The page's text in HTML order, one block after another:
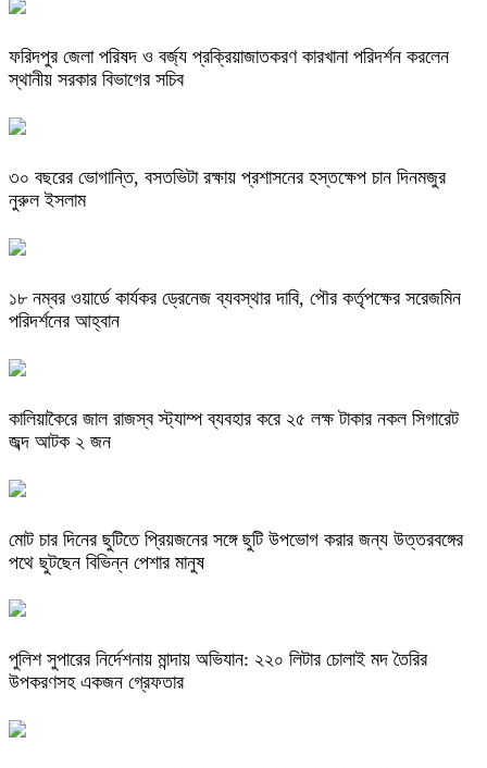
ফরিদপুর জেলা পরিষদ ও বর্জ্য প্রক্রিয়াজাতকরণ কারখানা পরিদর্শন করলেন
স্থানীয় সরকার বিভাগের সচিব
৩০ বছরের ভোগান্তি, বসতভিটা রক্ষায় প্রশাসনের হস্তক্ষেপ চান দিনমজুর
নুরুল ইসলাম
১৮ নম্বর ওয়ার্ডে কার্যকর ড্রেনেজ ব্যবস্থার দাবি, পৌর কর্তৃপক্ষের সরেজমিন
পরিদর্শনের আহ্বান
কালিয়াকৈরে জাল রাজস্ব স্ট্যাম্প ব্যবহার করে ২৫ লক্ষ টাকার নকল সিগারেট
জব্দ আটক ২ জন
মোট চার দিনের ছুটিতে প্রিয়জনের সঙ্গে ছুটি উপভোগ করার জন্য উত্তরবঙ্গের
পথে ছুটছেন বিভিন্ন পেশার মানুষ
পুলিশ সুপারের নির্দেশনায় মান্দায় অভিযান: ২২০ লিটার চোলাই মদ তৈরির
উপকরণসহ একজন গ্রেফতার